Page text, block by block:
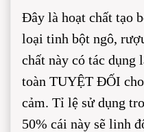
Đây là hoạt chất tạo
loại tinh bột ngô,
chất này có tác dụng
toàn TUYỆT ĐỐI
cảm. Tỉ lệ sử dụng
50% cái này sẽ linh